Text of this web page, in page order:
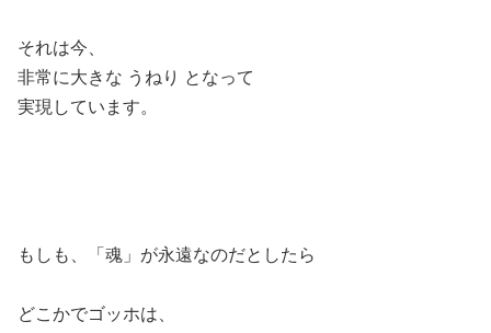
それは今、
非常に大きな うねり となって
実現しています。
もしも、「魂」が永遠なのだとしたら
どこかでゴッホは、